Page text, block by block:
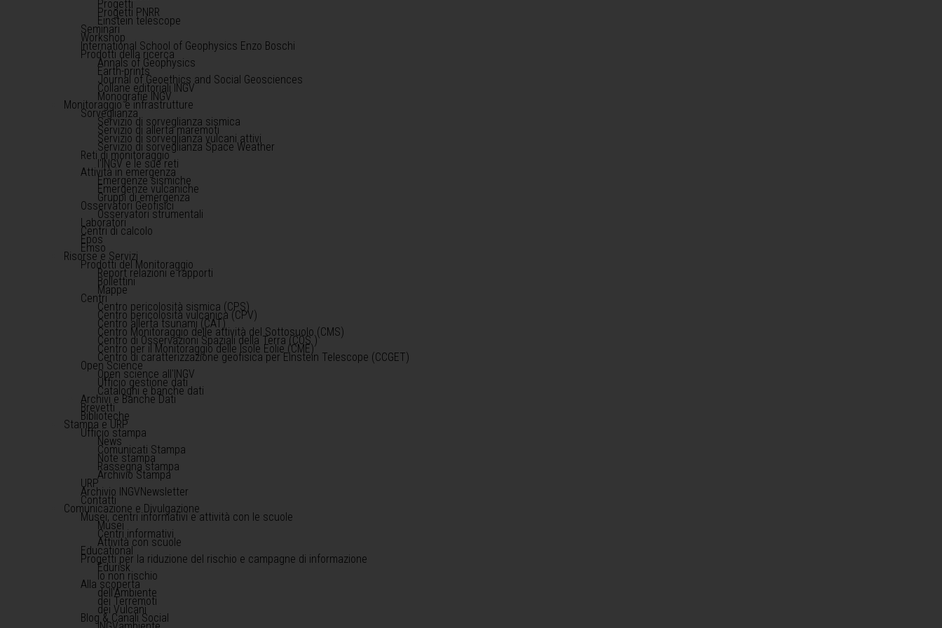
Progetti
Progetti PNRR
Einstein telescope
Seminari
Workshop
International School of Geophysics Enzo Boschi
Prodotti della ricerca
Annals of Geophysics
Earth-prints
Journal of Geoethics and Social Geosciences
Collane editoriali INGV
Monografie INGV
Monitoraggio e infrastrutture
Sorveglianza
Servizio di sorveglianza sismica
Servizio di allerta maremoti
Servizio di sorveglianza vulcani attivi
Servizio di sorveglianza Space Weather
Reti di monitoraggio
l'INGV e le sue reti
Attività in emergenza
Emergenze sismiche
Emergenze vulcaniche
Gruppi di emergenza
Osservatori Geofisici
Osservatori strumentali
Laboratori
Centri di calcolo
Epos
Emso
Risorse e Servizi
Prodotti del Monitoraggio
Report relazioni e rapporti
Bollettini
Mappe
Centri
Centro pericolosità sismica (CPS)
Centro pericolosità vulcanica (CPV)
Centro allerta tsunami (CAT)
Centro Monitoraggio delle attività del Sottosuolo (CMS)
Centro di Osservazioni Spaziali della Terra (COS )
Centro per il Monitoraggio delle Isole Eolie (CME)
Centro di caratterizzazione geofisica per Einstein Telescope (CCGET)
Open Science
Open science all'INGV
Ufficio gestione dati
Cataloghi e banche dati
Archivi e Banche Dati
Brevetti
Biblioteche
Stampa e URP
Ufficio stampa
News
Comunicati Stampa
Note stampa
Rassegna stampa
Archivio Stampa
URP
Archivio INGVNewsletter
Contatti
Comunicazione e Divulgazione
Musei, centri informativi e attività con le scuole
Musei
Centri informativi
Attività con scuole
Educational
Progetti per la riduzione del rischio e campagne di informazione
Edurisk
Io non rischio
Alla scoperta
dell'Ambiente
dei Terremoti
dei Vulcani
Blog & Canali Social